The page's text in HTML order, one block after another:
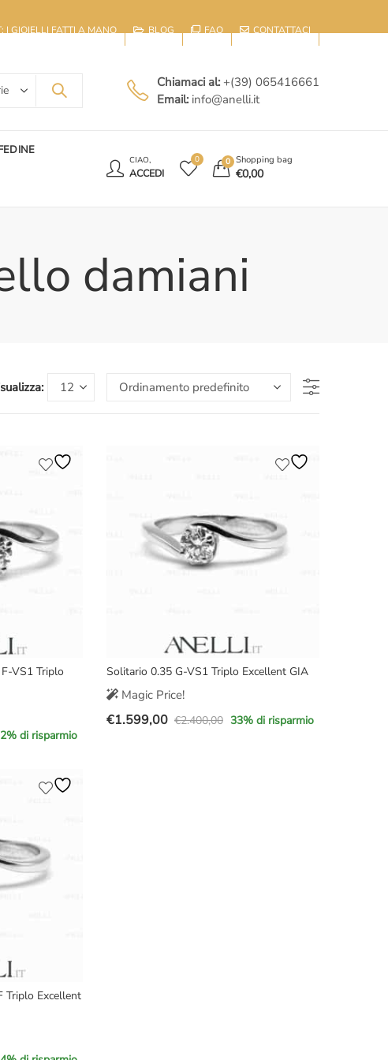
I GIOIELLI FATTI A MANO BLOG FAQ CONTATTACI
Chiamaci al: +(39) 065416661
Email: info@anelli.it
CIAO,
ACCEDI
0 0 Shopping bag
€0,00
damiani
VS1 Triplo
% di risparmio
Solitario 0.35 G-VS1 Triplo Excellent GIA
Magic Price!
€2.400,00
Il
€1.599,00
Il
33% di risparmio
Triplo Excellent